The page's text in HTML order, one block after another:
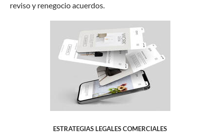
reviso y renegocio acuerdos.
ESTRATEGIAS LEGALES COMERCIALES